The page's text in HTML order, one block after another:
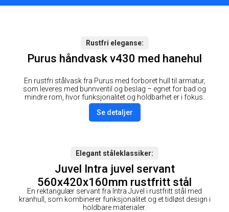
Rustfri eleganse
Purus håndvask v430 med hanehul
En rustfri stålvask fra Purus med forboret hull til armatur,
som leveres med bunnventil og beslag – egnet for bad og
mindre rom, hvor funksjonalitet og holdbarhet er i fokus.
Se detaljer
Elegant ståleklassiker
Juvel Intra juvel servant
560x420x160mm rustfritt stål
En rektangulær servant fra Intra Juvel i rustfritt stål med
kranhull, som kombinerer funksjonalitet og et tidløst design i
holdbare materialer.